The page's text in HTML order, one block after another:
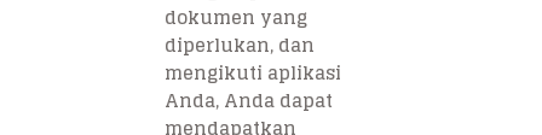
dokumen yang
diperlukan, dan
mengikuti aplikasi
Anda, Anda dapat
mendapatkan